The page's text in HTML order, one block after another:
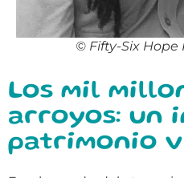
©️ Fifty-Six Hope
Los mil
arroyos: un
patrimonio